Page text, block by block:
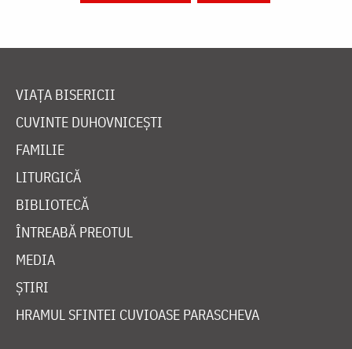
VIAȚA BISERICII
CUVINTE DUHOVNICEȘTI
FAMILIE
LITURGICĂ
BIBLIOTECĂ
ÎNTREABĂ PREOTUL
MEDIA
ȘTIRI
HRAMUL SFINTEI CUVIOASE PARASCHEVA